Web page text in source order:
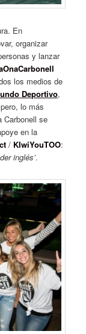
En
organizar
y lanzar
los medios de
Deportivo,
pero, lo más
Carbonell se
en la
/ KIwiYouTOO:
inglés’.